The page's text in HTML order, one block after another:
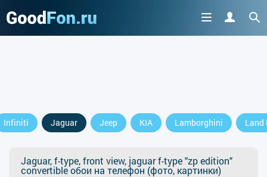
Infiniti Jaguar Jeep KIA Lamborghini Land
Jaguar, f-type, front view, jaguar f-type "zp edition"
convertible обои на телефон (фото, картинки)